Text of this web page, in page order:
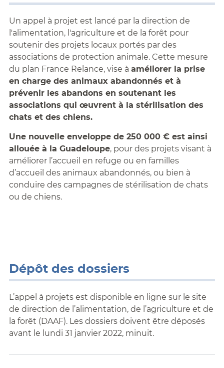
Un appel à projet est lancé par la direction de
l'alimentation, l'agriculture et de la forêt pour
soutenir des projets locaux portés par des
associations de protection animale. Cette mesure
du plan France Relance, vise à améliorer la prise
en charge des animaux abandonnés et à
prévenir les abandons en soutenant les
associations qui œuvrent à la stérilisation des
chats et des chiens.
Une nouvelle enveloppe de 250 000 € est ainsi
allouée à la Guadeloupe, pour des projets visant à
améliorer l’accueil en refuge ou en familles
d’accueil des animaux abandonnés, ou bien à
conduire des campagnes de stérilisation de chats
ou de chiens.
Dépôt des dossiers
L’appel à projets est disponible en ligne sur le site
de direction de l’alimentation, de l’agriculture et de
la forêt (DAAF). Les dossiers doivent être déposés
avant le lundi 31 janvier 2022, minuit.